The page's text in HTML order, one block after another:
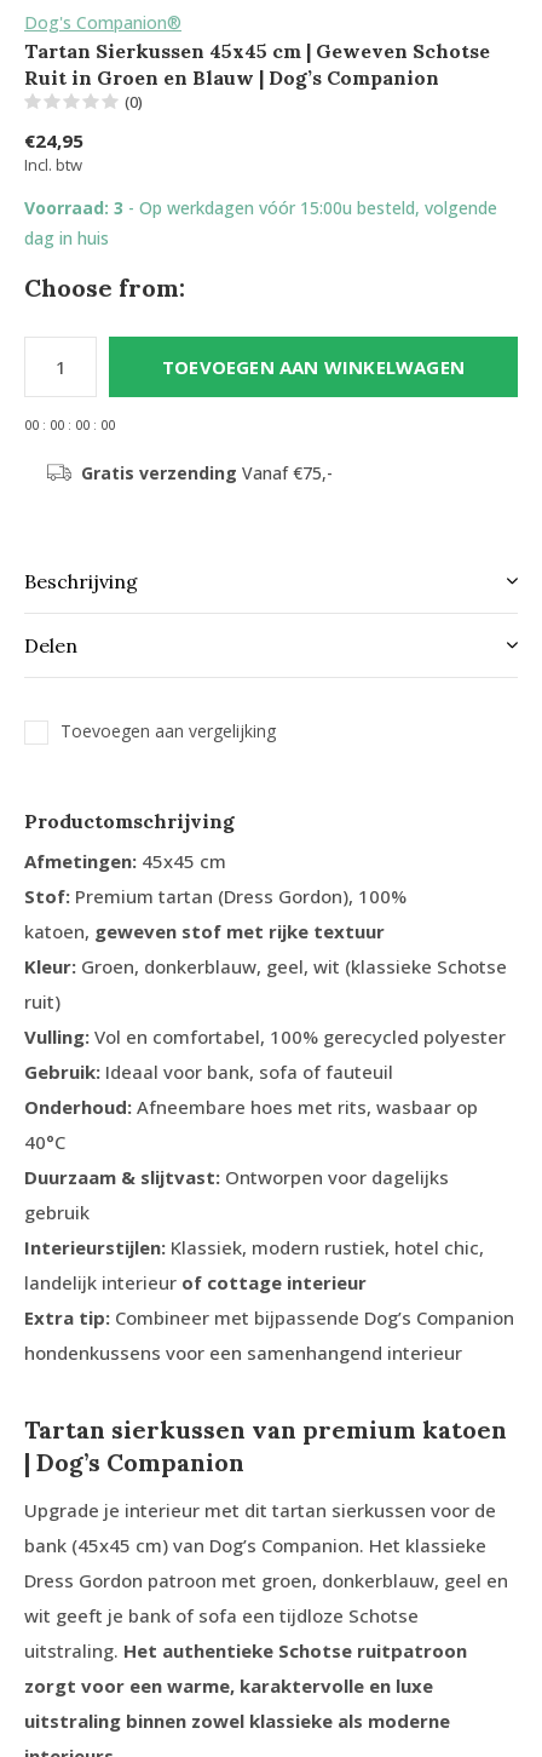
Dog's Companion®
Tartan Sierkussen 45x45 cm | Geweven Schotse
Ruit in Groen en Blauw | Dog’s Companion
(0)
€24,95
Incl. btw
Voorraad: 3 - Op werkdagen vóór 15:00u besteld, volgende
dag in huis
Choose from:
TOEVOEGEN AAN WINKELWAGEN
00 : 00 : 00 : 00
Gratis verzending Vanaf €75,-
Beschrijving
Delen
Toevoegen aan vergelijking
Productomschrijving
Afmetingen: 45x45 cm
Stof: Premium tartan (Dress Gordon), 100%
katoen, geweven stof met rijke textuur
Kleur: Groen, donkerblauw, geel, wit (klassieke Schotse
ruit)
Vulling: Vol en comfortabel, 100% gerecycled polyester
Gebruik: Ideaal voor bank, sofa of fauteuil
Onderhoud: Afneembare hoes met rits, wasbaar op
40°C
Duurzaam & slijtvast: Ontworpen voor dagelijks
gebruik
Interieurstijlen: Klassiek, modern rustiek, hotel chic,
landelijk interieur of cottage interieur
Extra tip: Combineer met bijpassende Dog’s Companion
hondenkussens voor een samenhangend interieur
Tartan sierkussen van premium katoen
| Dog’s Companion
Upgrade je interieur met dit tartan sierkussen voor de
bank (45x45 cm) van Dog’s Companion. Het klassieke
Dress Gordon patroon met groen, donkerblauw, geel en
wit geeft je bank of sofa een tijdloze Schotse
uitstraling. Het authentieke Schotse ruitpatroon
zorgt voor een warme, karaktervolle en luxe
uitstraling binnen zowel klassieke als moderne